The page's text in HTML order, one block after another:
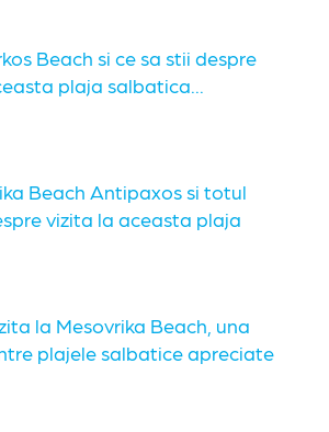
Beach si ce sa stii despre
plaja salbatica...
Beach Antipaxos si totul
vizita la aceasta plaja
la Mesovrika Beach, una
plajele salbatice apreciate